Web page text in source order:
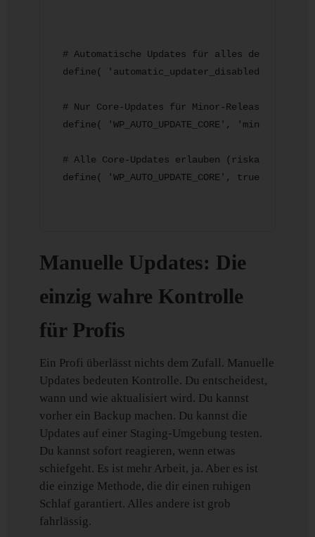
# Automatische Updates für alles
define( 'automatic_updater_disabled', true
# Nur Core-Updates für Minor-Releases
define( 'WP_AUTO_UPDATE_CORE', 'minor' );
# Alle Core-Updates erlauben (riskant!)
Manuelle Updates: Die
einzig wahre Kontrolle
für Profis
Ein Profi überlässt nichts dem Zufall. Manuelle
Updates bedeuten Kontrolle. Du entscheidest,
wann und wie aktualisiert wird. Du kannst
vorher ein Backup machen. Du kannst die
Updates auf einer Staging-Umgebung testen.
Du kannst sofort reagieren, wenn etwas
schiefgeht. Es ist mehr Arbeit, ja. Aber es ist
die einzige Methode, die dir einen ruhigen
Schlaf garantiert. Alles andere ist grob
fahrlässig.